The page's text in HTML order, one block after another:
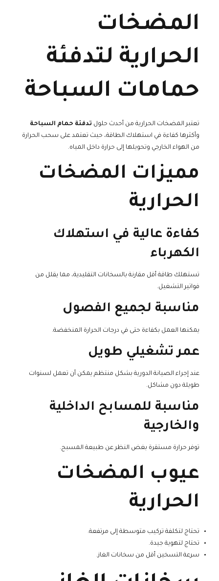
المضخات
الحرارية لتدفئة
حمامات السباحة
تعتبر المضخات الحرارية من أحدث حلول تدفئة حمام السباحة
وأكثرها كفاءة في استهلاك الطاقة، حيث تعتمد على سحب الحرارة
من الهواء الخارجي وتحويلها إلى حرارة داخل المياه.
مميزات المضخات
الحرارية
كفاءة عالية في استهلاك
الكهرباء
تستهلك طاقة أقل مقارنة بالسخانات التقليدية، مما يقلل من
فواتير التشغيل.
مناسبة لجميع الفصول
يمكنها العمل بكفاءة حتى في درجات الحرارة المنخفضة.
عمر تشغيلي طويل
عند إجراء الصيانة الدورية بشكل منتظم يمكن أن تعمل لسنوات
طويلة دون مشاكل.
مناسبة للمسابح الداخلية
والخارجية
توفر حرارة مستقرة بغض النظر عن طبيعة المسبح.
عيوب المضخات
الحرارية
تحتاج لتكلفة تركيب متوسطة إلى مرتفعة.
تحتاج لتهوية جيدة.
سرعة التسخين أقل من سخانات الغاز.